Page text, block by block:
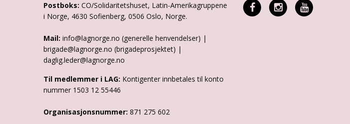
Postboks: CO/Solidaritetshuset, Latin-Amerikagruppene
i Norge, 4630 Sofienberg, 0506 Oslo, Norge.
Mail: info@lagnorge.no (generelle henvendelser) |
brigade@lagnorge.no (brigadeprosjektet) |
daglig.leder@lagnorge.no
Til medlemmer i LAG: Kontigenter innbetales til konto
nummer 1503 12 55446
Organisasjonsnummer: 871 275 602